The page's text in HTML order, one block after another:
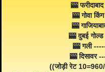
🎰
🎰 गोवा
🎰
🎰 दुबई
🎰 गली
🎰 दिसावर
((जोड़ी रेट